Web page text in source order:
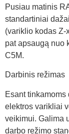
Pusiau matinis
standartiniai
(variklio kodas Z-
pat apsaugą nuo
C5M.
Darbinis režimas
Esant
elektros varikliai
veikimui. Galima
darbo režimo